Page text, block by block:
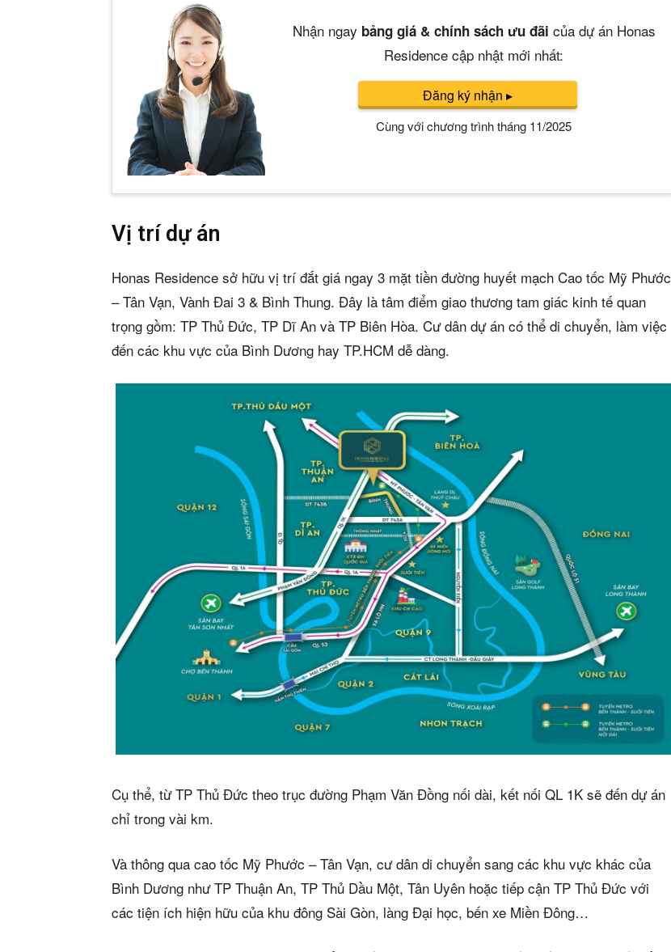
(22 Reviews)
Nhận ngay bảng giá & chính sách ưu đãi của dự án Honas
Residence cập nhật mới nhất:
Đăng ký nhận ▸
Cùng với chương trình tháng 11/2025
Vị trí dự án
Honas Residence sở hữu vị trí đắt giá ngay 3 mặt tiền đường huyết mạch Cao tốc Mỹ Phước
– Tân Vạn, Vành Đai 3 & Bình Thung. Đây là tâm điểm giao thương tam giác kinh tế quan
trọng gồm: TP Thủ Đức, TP Dĩ An và TP Biên Hòa. Cư dân dự án có thể di chuyển, làm việc
đến các khu vực của Bình Dương hay TP.HCM dễ dàng.
Cụ thể, từ TP Thủ Đức theo trục đường Phạm Văn Đồng nối dài, kết nối QL 1K sẽ đến dự án
chỉ trong vài km.
Và thông qua cao tốc Mỹ Phước – Tân Vạn, cư dân di chuyển sang các khu vực khác của
Bình Dương như TP Thuận An, TP Thủ Dầu Một, Tân Uyên hoặc tiếp cận TP Thủ Đức với
các tiện ích hiện hữu của khu đông Sài Gòn, làng Đại học, bến xe Miền Đông…